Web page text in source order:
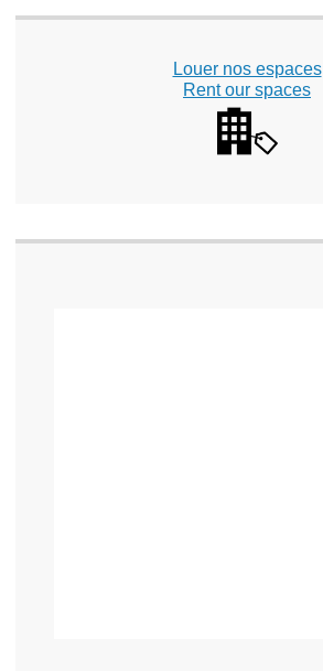
Louer nos espaces
Rent our spaces